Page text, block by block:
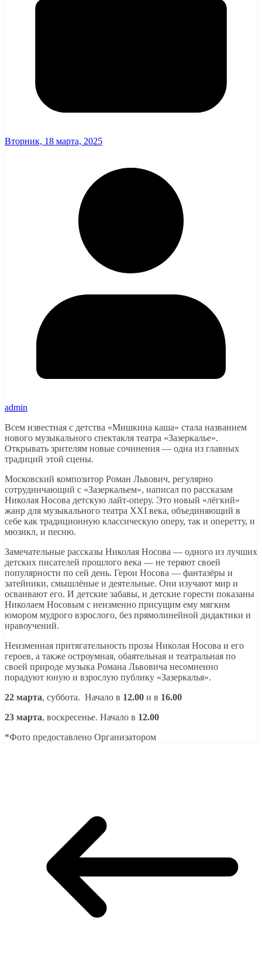
Вторник, 18 марта, 2025
admin
Всем известная с детства «Мишкина каша» стала названием
нового музыкального спектакля театра «Зазеркалье».
Открывать зрителям новые сочинения — одна из главных
традиций этой сцены.
Московский композитор Роман Львович, регулярно
сотрудничающий с «Зазеркальем», написал по рассказам
Николая Носова детскую лайт-оперу. Это новый «лёгкий»
жанр для музыкального театра XXI века, объединяющий в
себе как традиционную классическую оперу, так и оперетту, и
мюзикл, и песню.
Замечательные рассказы Николая Носова — одного из лучших
детских писателей прошлого века — не теряют своей
популярности по сей день. Герои Носова — фантазёры и
затейники, смышлёные и деятельные. Они изучают мир и
осваивают его. И детские забавы, и детские горести показаны
Николаем Носовым с неизменно присущим ему мягким
юмором мудрого взрослого, без прямолинейной дидактики и
нравоучений.
Неизменная притягательность прозы Николая Носова и его
героев, а также остроумная, обаятельная и театральная по
своей природе музыка Романа Львовича несомненно
порадуют юную и взрослую публику «Зазеркалья».
22 марта, суббота. Начало в 12.00 и в 16.00
23 марта, воскресенье. Начало в 12.00
*Фото предоставлено Организатором